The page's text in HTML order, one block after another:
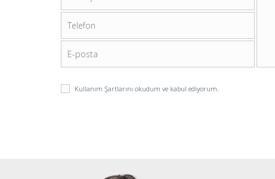
Kullanım Şartlarını okudum ve kabul ediyorum.